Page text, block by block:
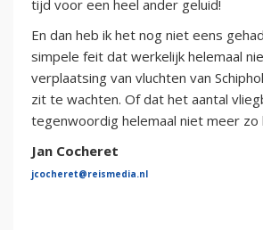
tijd voor een heel ander geluid!
En dan heb ik het nog niet eens
simpele feit dat werkelijk helemaal
verplaatsing van vluchten van
zit te wachten. Of dat het aantal
tegenwoordig helemaal niet meer zo
Jan Cocheret
jcocheret@reismedia.nl